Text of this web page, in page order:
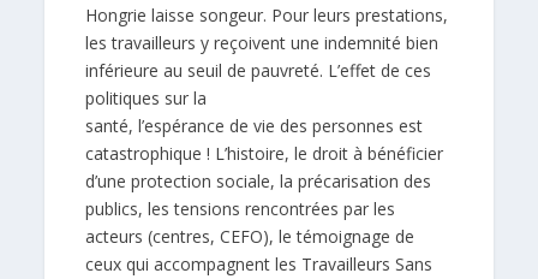
Hongrie laisse songeur. Pour leurs prestations,
les travailleurs y reçoivent une indemnité bien
inférieure au seuil de pauvreté. L’effet de ces
politiques sur la
santé, l’espérance de vie des personnes est
catastrophique ! L’histoire, le droit à bénéficier
d’une protection sociale, la précarisation des
publics, les tensions rencontrées par les
acteurs (centres, CEFO), le témoignage de
ceux qui accompagnent les Travailleurs Sans